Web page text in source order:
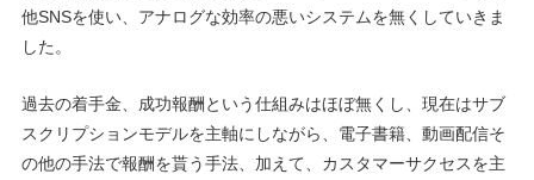
他SNSを使い、アナログな効率の悪いシステムを無くしていきま
した。
過去の着手金、成功報酬という仕組みはほぼ無くし、現在はサブ
スクリプションモデルを主軸にしながら、電子書籍、動画配信そ
の他の手法で報酬を貰う手法、加えて、カスタマーサクセスを主